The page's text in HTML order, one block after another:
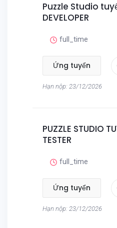
Puzzle Studio
DEVELOPER
full_time
Ứng tuyển
Hạn nộp: 23/12/2026
PUZZLE STUDIO
TESTER
full_time
Ứng tuyển
Hạn nộp: 23/12/2026